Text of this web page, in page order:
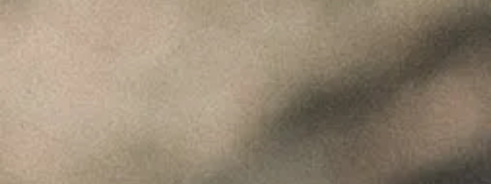
"Wine is not made for winemakers and
their friends alone, but I wish I will always
have plenty of them to share it with."